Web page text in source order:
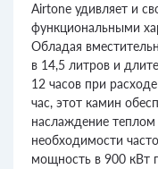
Airtone удивляет и
функциональными
Обладая
в 14,5 литров и
12 часов при
час, этот камин
наслаждение
необходимости
мощность в 900 кВт